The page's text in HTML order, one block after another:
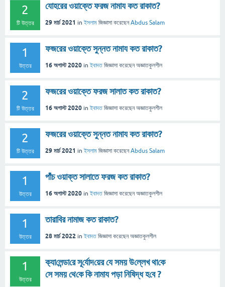
2
টি উত্তর
যোহরের ওয়াক্তে ফরজ নামায কত রাকাত?
29 মার্চ 2021 in ইসলাম জিজ্ঞাসা করেছেনAbdus Salam
1
উত্তর
ফজরের ওয়াক্তে সুন্নত নামায কত রাকাত?
16 অগাস্ট 2020 in ইবাদত জিজ্ঞাসা করেছেনঅজ্ঞাতকুলশীল
2
টি উত্তর
ফজরের ওয়াক্তে ফরজ সালাত কত রাকাত?
16 অগাস্ট 2020 in ইবাদত জিজ্ঞাসা করেছেনঅজ্ঞাতকুলশীল
2
টি উত্তর
ফজরের ওয়াক্তে সুন্নত নামায কত রাকাত?
29 মার্চ 2021 in ইসলাম জিজ্ঞাসা করেছেনAbdus Salam
1
উত্তর
পাঁচ ওয়াক্ত সালাতে ফরজ কত রাকাত?
16 অগাস্ট 2020 in ইবাদত জিজ্ঞাসা করেছেনঅজ্ঞাতকুলশীল
1
উত্তর
তারাবির নামাজ কত রাকাত?
28 মার্চ 2022 in ইবাদত জিজ্ঞাসা করেছেনঅজ্ঞাতকুলশীল
1
উত্তর
ক‌্যা‌লেন্ডা‌রে সূ‌র্যোদ‌য়ের যে সময় উ‌ল্লেখ থা‌কে
সে সময় থে‌কে কি নামায পড়া নি‌ষিদ্ধ হ‌বে ?